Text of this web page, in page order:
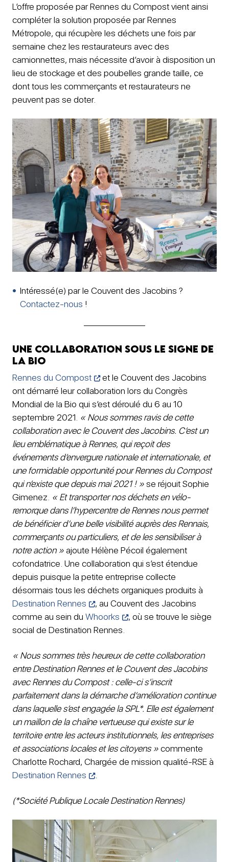
L’offre proposée par Rennes du Compost vient ainsi
compléter la solution proposée par Rennes
Métropole, qui récupère les déchets une fois par
semaine chez les restaurateurs avec des
camionnettes, mais nécessite d’avoir à disposition un
lieu de stockage et des poubelles grande taille, ce
dont tous les commerçants et restaurateurs ne
peuvent pas se doter.
Intéressé(e) par le Couvent des Jacobins ?
Contactez-nous !
Une collaboration sous le signe de
la bio
Rennes du Compost
et le Couvent des Jacobins
ont démarré leur collaboration lors du Congrès
Mondial de la Bio qui s’est déroulé du 6 au 10
septembre 2021. « Nous sommes ravis de cette
collaboration avec le Couvent des Jacobins. C’est un
lieu emblématique à Rennes, qui reçoit des
événements d’envergure nationale et internationale, et
une formidable opportunité pour Rennes du Compost
qui n’existe que depuis mai 2021 ! »se réjouit Sophie
Gimenez. « Et transporter nos déchets en vélo-
remorque dans l’hypercentre de Rennes nous permet
de bénéficier d’une belle visibilité auprès des Rennais,
commerçants ou particuliers, et de les sensibiliser à
notre action »ajoute Hélène Pécoil également
cofondatrice. Une collaboration qui s’est étendue
depuis puisque la petite entreprise collecte
désormais tous les déchets organiques produits à
Destination Rennes
, au Couvent des Jacobins
comme au sein du Whoorks
, où se trouve le siège
social de Destination Rennes.
« Nous sommes très heureux de cette collaboration
entre Destination Rennes et le Couvent des Jacobins
avec Rennes du Compost : celle-ci s’inscrit
parfaitement dans la démarche d’amélioration continue
dans laquelle s’est engagée la SPL*. Elle est également
un maillon de la chaîne vertueuse qui existe sur le
territoire entre les acteurs institutionnels, les entreprises
et associations locales et les citoyens »commente
Charlotte Rochard, Chargée de mission qualité-RSE à
Destination Rennes
.
(*Société Publique Locale Destination Rennes)